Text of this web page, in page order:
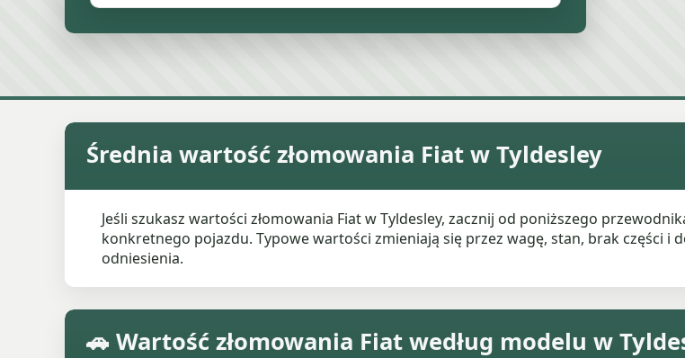
Średnia wartość złomowania Fiat w Tyldesley
Jeśli szukasz wartości złomowania Fiat w Tyldesley, zacznij od poniższego
konkretnego pojazdu. Typowe wartości zmieniają się przez wagę, stan, brak części
odniesienia.
🚗 Wartość złomowania Fiat według modelu w